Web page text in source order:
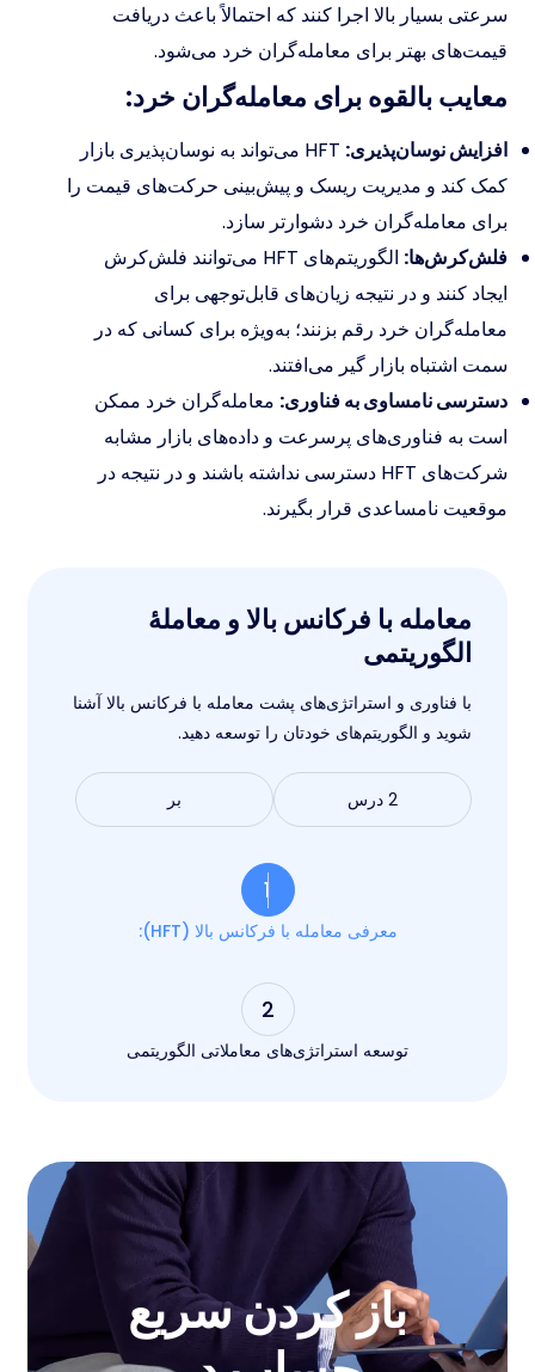
سرعتی بسیار بالا اجرا کنند که احتمالاً باعث دریافت
قیمت‌های بهتر برای معامله‌گران خرد می‌شود.
معایب بالقوه برای معامله‌گران خرد:
افزایش نوسان‌پذیری:
HFT می‌تواند به نوسان‌پذیری بازار
کمک کند و مدیریت ریسک و پیش‌بینی حرکت‌های قیمت را
برای معامله‌گران خرد دشوارتر سازد.
فلش‌کرش‌ها:
الگوریتم‌های HFT می‌توانند فلش‌کرش
ایجاد کنند و در نتیجه زیان‌های قابل‌توجهی برای
معامله‌گران خرد رقم بزنند؛ به‌ویژه برای کسانی که در
سمت اشتباه بازار گیر می‌افتند.
دسترسی نامساوی به فناوری: معامله‌گران خرد ممکن
است به فناوری‌های پرسرعت و داده‌های بازار مشابه
شرکت‌های HFT دسترسی نداشته باشند و در نتیجه در
موقعیت نامساعدی قرار بگیرند.
معامله با فرکانس بالا و معاملۀ
الگوریتمی
با فناوری و استراتژی‌های پشت معامله با فرکانس بالا آشنا
شوید و الگوریتم‌های خودتان را توسعه دهید.
2 درس بر
1
معرفی معامله با فرکانس بالا (HFT):
2
توسعه استراتژی‌های معاملاتی الگوریتمی
باز کردن سریع